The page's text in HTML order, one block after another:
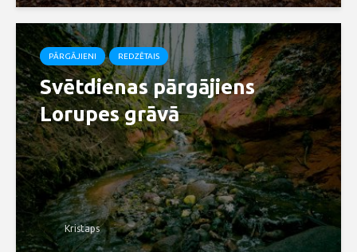
PĀRGĀJIENI REDZĒTAIS
Svētdienas pārgājiens
Lorupes grāvā
Kristaps